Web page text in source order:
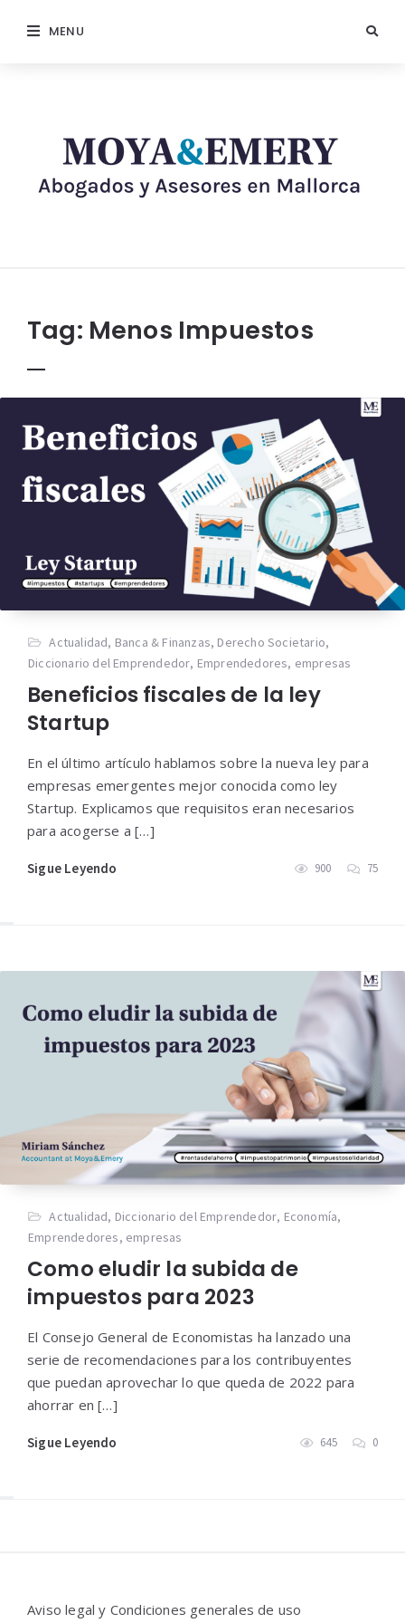
MENU
Tag: Menos Impuestos
Actualidad, Banca & Finanzas, Derecho Societario,
Diccionario del Emprendedor, Emprendedores, empresas
Beneficios fiscales de la ley
Startup
En el último artículo hablamos sobre la nueva ley para
empresas emergentes mejor conocida como ley
Startup. Explicamos que requisitos eran necesarios
para acogerse a […]
Sigue Leyendo 900 75
Actualidad, Diccionario del Emprendedor, Economía,
Emprendedores, empresas
Como eludir la subida de
impuestos para 2023
El Consejo General de Economistas ha lanzado una
serie de recomendaciones para los contribuyentes
que puedan aprovechar lo que queda de 2022 para
ahorrar en […]
Sigue Leyendo 645 0
Aviso legal y Condiciones generales de uso